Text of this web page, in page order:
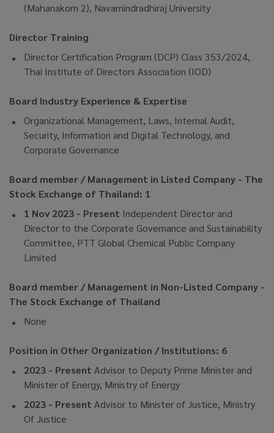
(Mahanakorn 2), Navamindradhiraj University
Director Training
Director Certification Program (DCP) Class 353/2024,
Thai Institute of Directors Association (IOD)
Board Industry Experience & Expertise
Organizational Management, Laws, Internal Audit,
Security, Information and Digital Technology, and
Corporate Governance
Board member / Management in Listed Company - The
Stock Exchange of Thailand: 1
1 Nov 2023 - Present Independent Director and
Director to the Corporate Governance and Sustainability
Committee, PTT Global Chemical Public Company
Limited
Board member / Management in Non-Listed Company -
The Stock Exchange of Thailand
None
Position in Other Organization / Institutions: 6
2023 - Present Advisor to Deputy Prime Minister and
Minister of Energy, Ministry of Energy
2023 - Present Advisor to Minister of Justice, Ministry
Of Justice